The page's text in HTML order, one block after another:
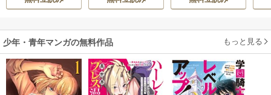
陛下に溺愛されて
少年・青年マンガの無料作品 もっと見る